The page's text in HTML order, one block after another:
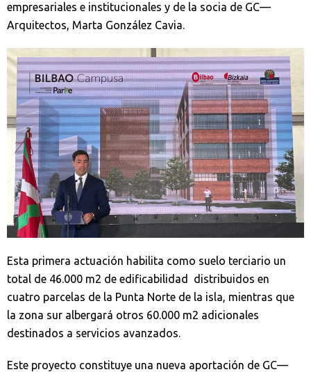
empresariales e institucionales y de la socia de GC—
Arquitectos, Marta González Cavia.
Esta primera actuación habilita como suelo terciario un
total de 46.000 m2 de edificabilidad distribuidos en
cuatro parcelas de la Punta Norte de la isla, mientras que
la zona sur albergará otros 60.000 m2 adicionales
destinados a servicios avanzados.
Este proyecto constituye una nueva aportación de GC—